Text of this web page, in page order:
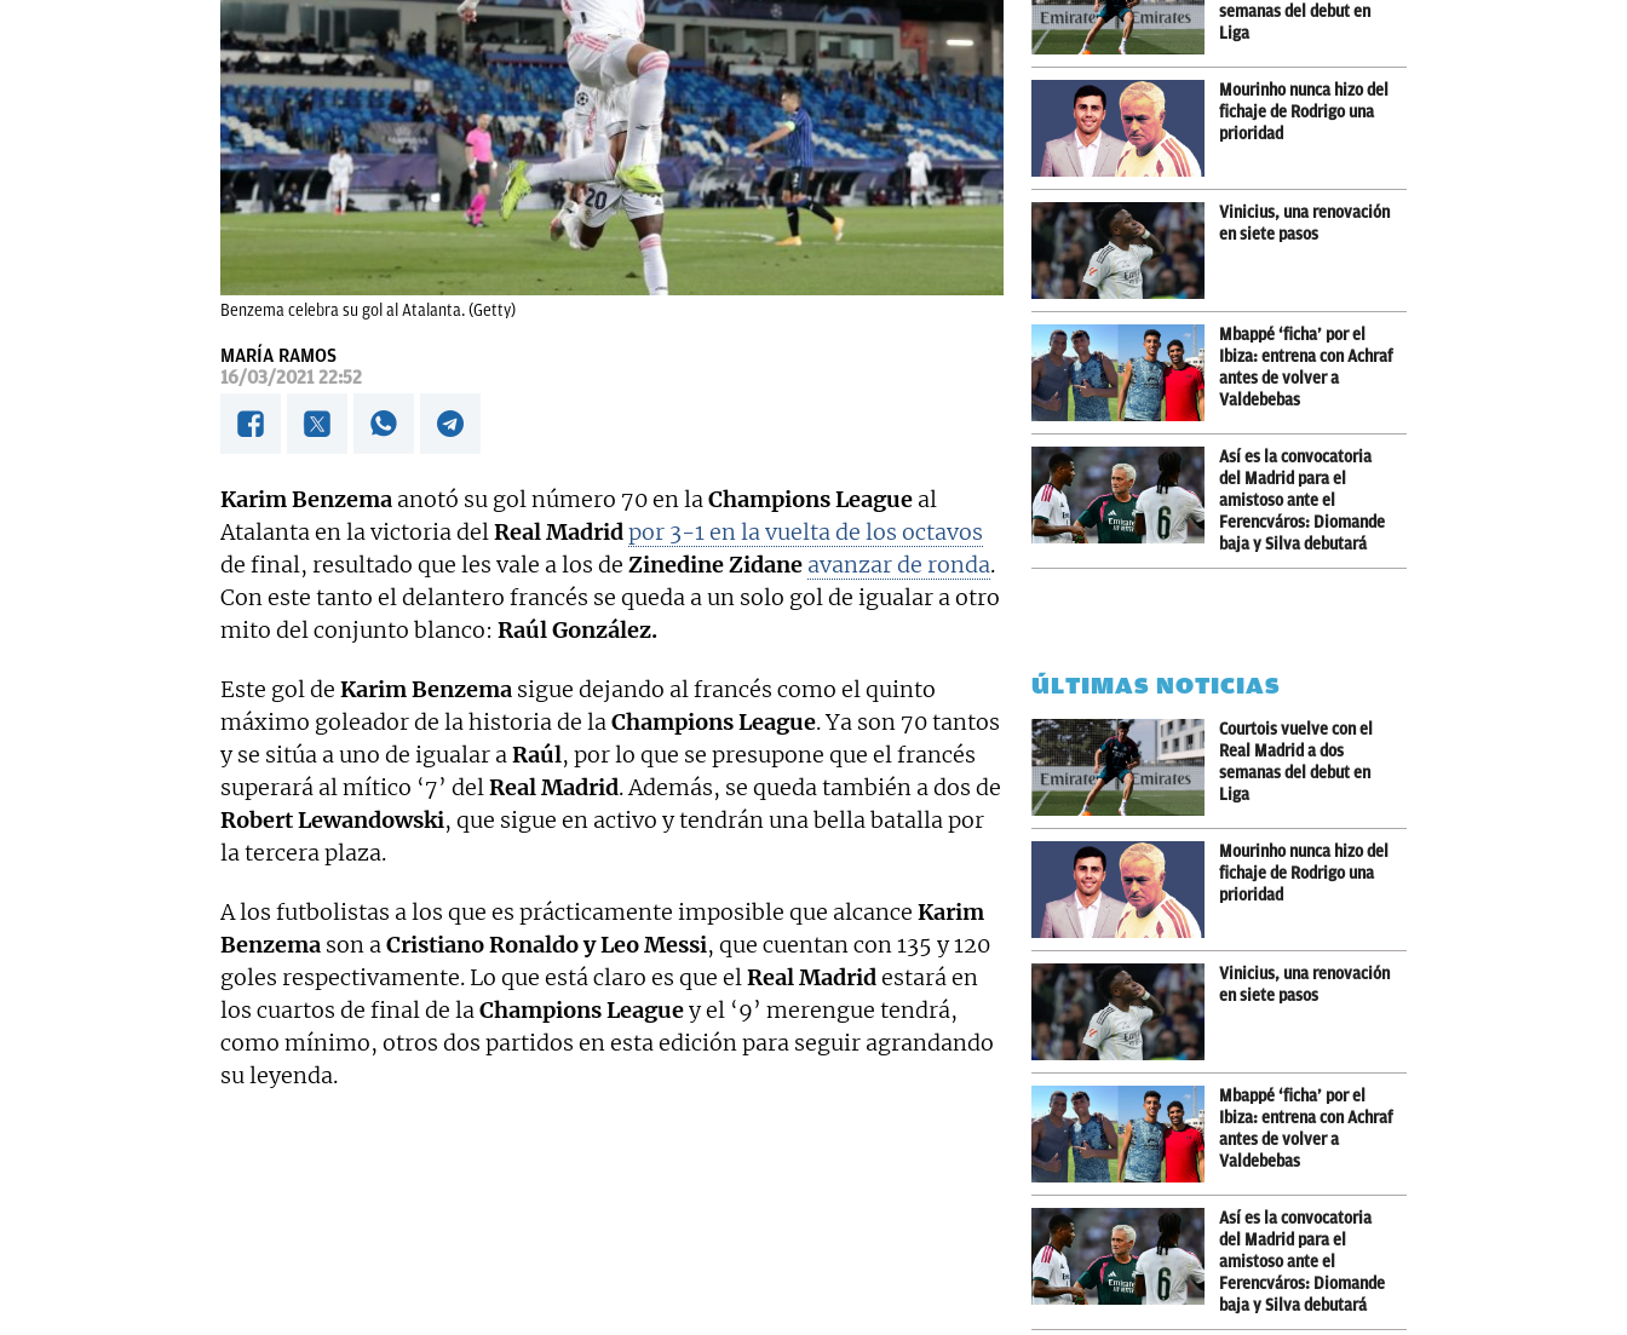
Benzema celebra su gol al Atalanta. (Getty)
MARÍA RAMOS
16/03/2021 22:52
Karim Benzema anotó su gol número 70 en laChampions League al
Atalanta en la victoria delReal Madridpor 3-1 en la vuelta de los octavos
de final, resultado que les vale a los de Zinedine Zidane avanzar de ronda.
Con este tanto el delantero francés se queda a un solo gol de igualar a otro
mito del conjunto blanco: Raúl González.
Este gol de Karim Benzema sigue dejando al francés como el quinto
máximo goleador de la historia de laChampions League. Ya son 70 tantos
y se sitúa a uno de igualar aRaúl, por lo que se presupone que el francés
superará al mítico ‘7’ delReal Madrid. Además, se queda también a dos de
Robert Lewandowski, que sigue en activo y tendrán una bella batalla por
la tercera plaza.
A los futbolistas a los que es prácticamente imposible que alcance Karim
Benzema son aCristiano Ronaldo y Leo Messi, que cuentan con 135 y 120
goles respectivamente. Lo que está claro es que elReal Madridestará en
los cuartos de final de laChampions Leaguey el ‘9’ merengue tendrá,
como mínimo, otros dos partidos en esta edición para seguir agrandando
su leyenda.
semanas del debut en
Liga
Mourinho nunca hizo del
fichaje de Rodrigo una
prioridad
Vinicius, una renovación
en siete pasos
Mbappé ‘ficha’ por el
Ibiza: entrena con Achraf
antes de volver a
Valdebebas
Así es la convocatoria
del Madrid para el
amistoso ante el
Ferencváros: Diomande
baja y Silva debutará
ÚLTIMAS NOTICIAS
Courtois vuelve con el
Real Madrid a dos
semanas del debut en
Liga
Mourinho nunca hizo del
fichaje de Rodrigo una
prioridad
Vinicius, una renovación
en siete pasos
Mbappé ‘ficha’ por el
Ibiza: entrena con Achraf
antes de volver a
Valdebebas
Así es la convocatoria
del Madrid para el
amistoso ante el
Ferencváros: Diomande
baja y Silva debutará